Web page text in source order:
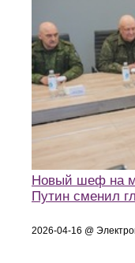
Новый шеф на
Путин сменил
2026-04-16 @